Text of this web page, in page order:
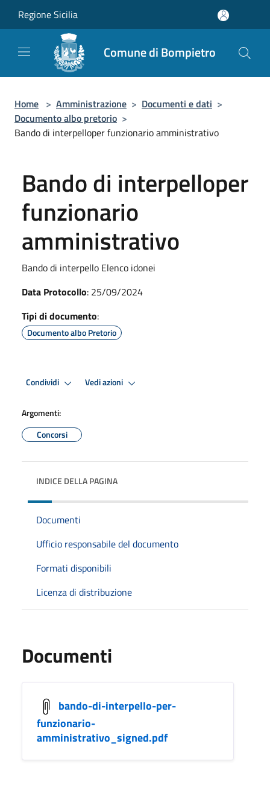
Regione Sicilia
Comune di Bompietro
Home > Amministrazione > Documenti e dati >
Documento albo pretorio >
Bando di interpelloper funzionario amministrativo
Bando di interpelloper
funzionario
amministrativo
Bando di interpello Elenco idonei
Data Protocollo: 25/09/2024
Tipi di documento:
Documento albo Pretorio
Condividi Vedi azioni
Argomenti:
Concorsi
INDICE DELLA PAGINA
Documenti
Ufficio responsabile del documento
Formati disponibili
Licenza di distribuzione
Documenti
bando-di-interpello-per-
funzionario-
amministrativo_signed.pdf